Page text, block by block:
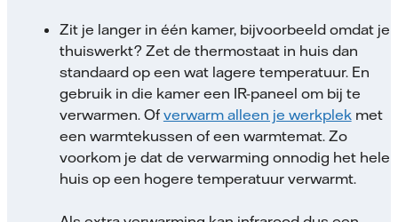
Zit je langer in één kamer, bijvoorbeeld omdat je
thuiswerkt? Zet de thermostaat in huis dan
standaard op een wat lagere temperatuur. En
gebruik in die kamer een IR-paneel om bij te
verwarmen. Of verwarm alleen je werkplek met
een warmtekussen of een warmtemat. Zo
voorkom je dat de verwarming onnodig het hele
huis op een hogere temperatuur verwarmt.